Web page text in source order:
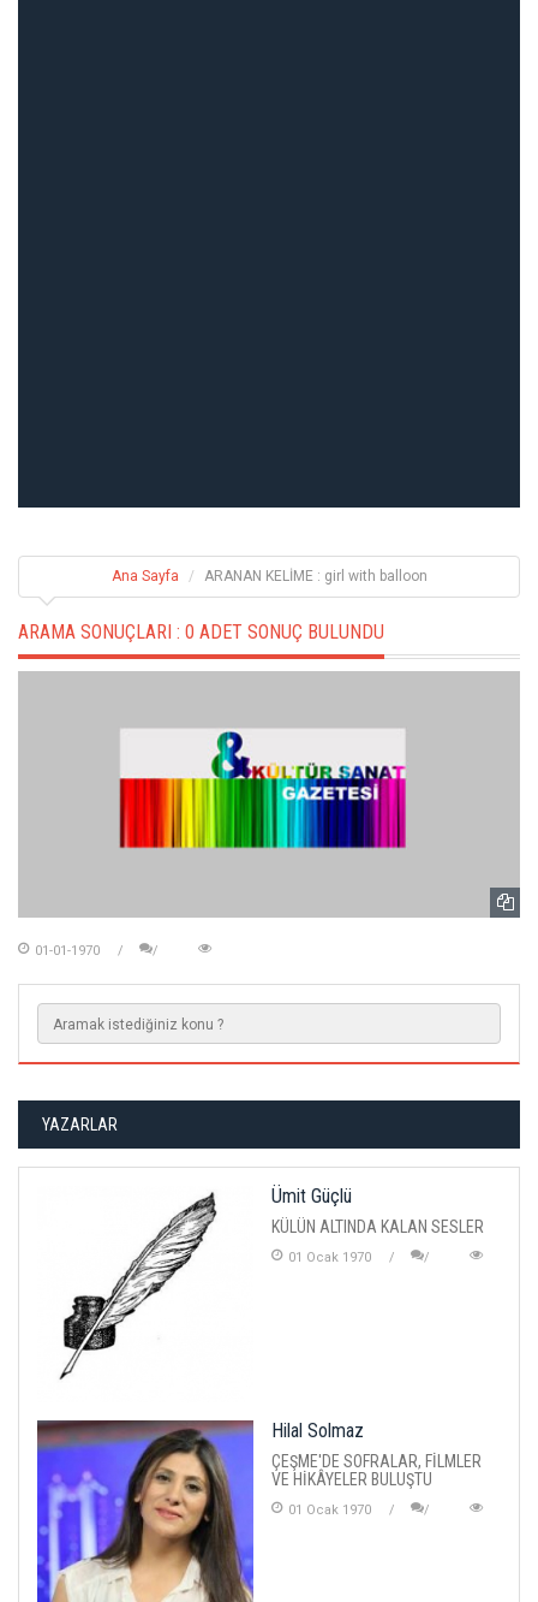
Ana Sayfa ARANAN KELİME : girl with balloon
ARAMA SONUÇLARI : 0 ADET SONUÇ BULUNDU
01-01-1970
YAZARLAR
Ümit Güçlü
KÜLÜN ALTINDA KALAN SESLER
01 Ocak 1970
Hilal Solmaz
ÇEŞME'DE SOFRALAR, FİLMLER
VE HİKÂYELER BULUŞTU
01 Ocak 1970